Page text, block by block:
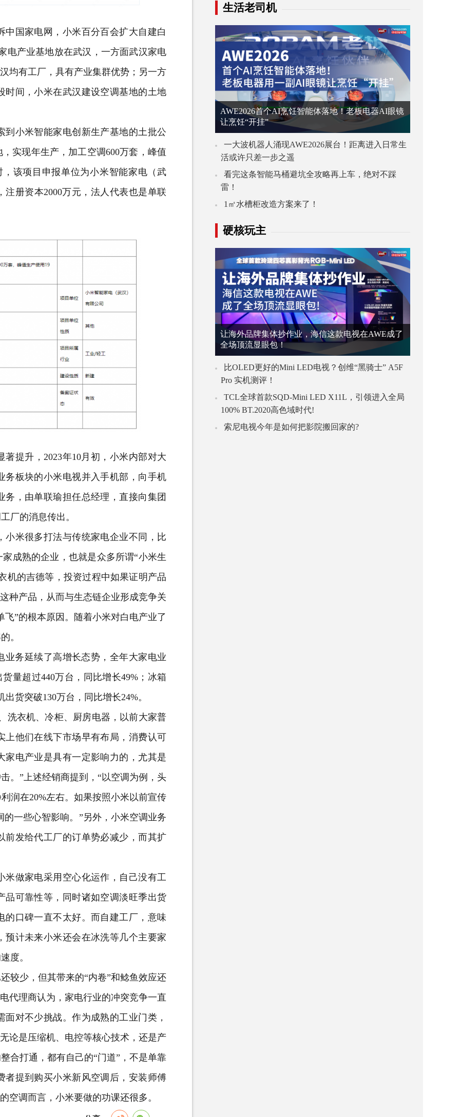
中国家电网 ，小米百分百会扩大自建白
电产业基地放在武汉，一方面武汉家电
均有工厂，具有产业集群优势；另一方
时间，小米在武汉建设空调基地的土地
小米智能家电创新生产基地的土批公
实现年生产，加工空调600万套，峰值
该项目申报单位为小米智能家电（武
注册资本2000万元，法人代表也是单联
升，2023年10月初，小米内部对大
务板块的小米电视并入手机部，向手机
，由单联瑜担任总经理，直接向集团
厂的消息传出。
米很多打法与传统家电企业不同，比
成熟的企业，也就是众多所谓“小米生
机的吉德等，投资过程中如果证明产品
种产品，从而与生态链企业形成竞争关
”的根本原因。随着小米对白电产业了
。
务延续了高增长态势，全年大家电业
量超过440万台，同比增长49%；冰箱
货突破130万台，同比增长24%。
衣机、冷柜、 厨房电器 ，以前大家普
上他们在线下市场早有布局，消费认可
电产业是具有一定影响力的，尤其是
。”上述经销商提到，“以空调为例，头
润在20%左右。如果按照小米以前宣传
一些心智影响。”另外，小米空调业务
前发给代工厂的订单势必减少，而其扩
做家电采用空心化运作，自己没有工
品可靠性等，同时诸如空调淡旺季出货
口碑一直不太好。而自建工厂，意味
计未来小米还会在冰洗等几个主要家
度。
少，但其带来的“内卷”和鲶鱼效应还
代理商认为，家电行业的冲突竞争一直
对不少挑战。作为成熟的工业门类，
论是压缩机、电控等核心技术，还是产
合打通，都有自己的“门道”，不是单靠
者提到购买小米新风空调后，安装师傅
空调而言，小米要做的功课还很多。
生活老司机
AWE2026首个AI烹饪智能体落地！老板电器AI眼镜
让烹饪“开挂”
一大波机器人涌现AWE2026展台！距离进入日常生
活或许只差一步之遥
看完这条智能马桶避坑全攻略再上车，绝对不踩
雷！
1㎡水槽柜改造方案来了！
硬核玩主
让海外品牌集体抄作业，海信这款电视在AWE成了
全场顶流显眼包！
比OLED更好的Mini LED电视？创维“黑骑士” A5F
Pro 实机测评！
TCL全球首款SQD-Mini LED X11L，引领进入全局
100% BT.2020高色域时代!
索尼电视今年是如何把影院搬回家的?